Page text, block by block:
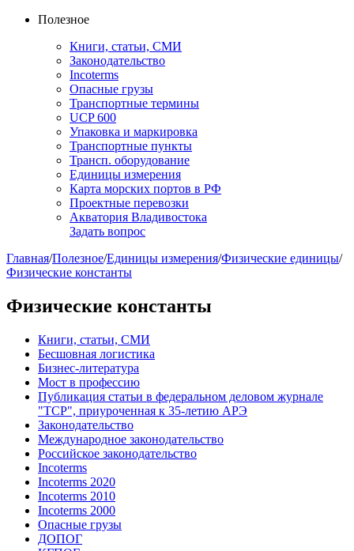
Полезное
Книги, статьи, СМИ
Законодательство
Incoterms
Опасные грузы
Транспортные термины
UCP 600
Упаковка и маркировка
Транспортные пункты
Трансп. оборудование
Единицы измерения
Карта морских портов в РФ
Проектные перевозки
Акватория Владивостока
Задать вопрос
Главная/Полезное/Единицы измерения/Физические единицы/
Физические константы
Физические константы
Книги, статьи, СМИ
Бесшовная логистика
Бизнес-литература
Мост в профессию
Публикация статьи в федеральном деловом журнале
"ТСР", приуроченная к 35-летию АРЭ
Законодательство
Международное законодательство
Российское законодательство
Incoterms
Incoterms 2020
Incoterms 2010
Incoterms 2000
Опасные грузы
ДОПОГ